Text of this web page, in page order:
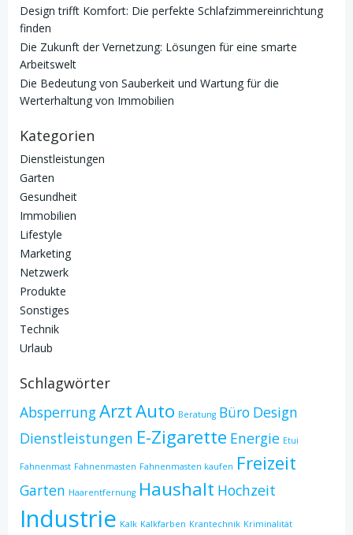
Design trifft Komfort: Die perfekte Schlafzimmereinrichtung
finden
Die Zukunft der Vernetzung: Lösungen für eine smarte
Arbeitswelt
Die Bedeutung von Sauberkeit und Wartung für die
Werterhaltung von Immobilien
Kategorien
Dienstleistungen
Garten
Gesundheit
Immobilien
Lifestyle
Marketing
Netzwerk
Produkte
Sonstiges
Technik
Urlaub
Schlagwörter
AbsperrungArztAuto Beratung Büro Design
Dienstleistungen E-Zigarette Energie Etui
Fahnenmast Fahnenmasten Fahnenmasten kaufen Freizeit
Garten Haarentfernung Haushalt Hochzeit
Industrie Kalk Kalkfarben Krantechnik Kriminalität